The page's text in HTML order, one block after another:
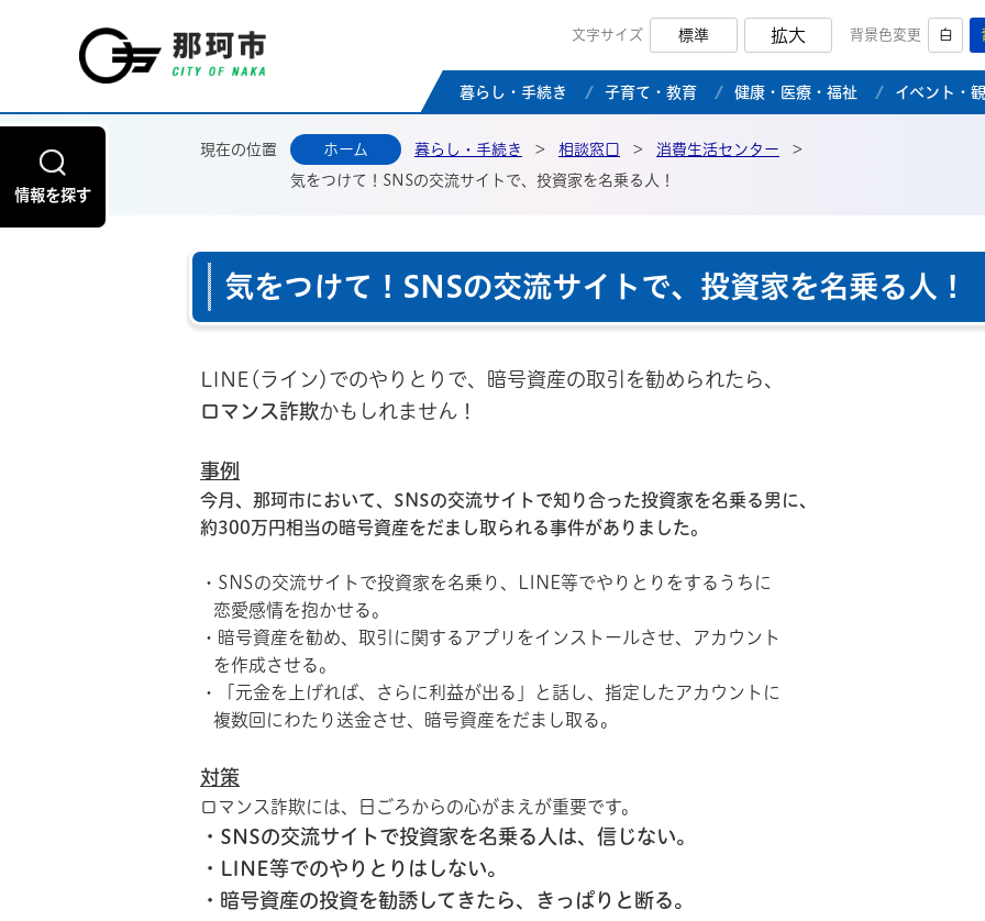
那珂市公式ホームページ
文字サイズ 標準 拡大 背景色変更 白
暮らし・手続き 子育て・教育 健康・医療・福祉 イベント・
情報を探す
現在の位置 ホーム 暮らし・手続き > 相談窓口 > 消費生活センター
>
気をつけて！SNSの交流サイトで、投資家を名乗る人！
気をつけて！SNSの交流サイトで、投資家を名乗る人！
LINE(ライン)でのやりとりで、暗号資産の取引を勧められたら、
ロマンス詐欺かもしれません！
事例
今月、那珂市において、SNSの交流サイトで知り合った投資家を名乗る男に、
約300万円相当の暗号資産をだまし取られる事件がありました。
・SNSの交流サイトで投資家を名乗り、LINE等でやりとりをするうちに
恋愛感情を抱かせる。
・暗号資産を勧め、取引に関するアプリをインストールさせ、アカウント
を作成させる。
・「元金を上げれば、さらに利益が出る」と話し、指定したアカウントに
複数回にわたり送金させ、暗号資産をだまし取る。
対策
ロマンス詐欺には、日ごろからの心がまえが重要です。
・SNSの交流サイトで投資家を名乗る人は、信じない。
・LINE等でのやりとりはしない。
・暗号資産の投資を勧誘してきたら、きっぱりと断る。